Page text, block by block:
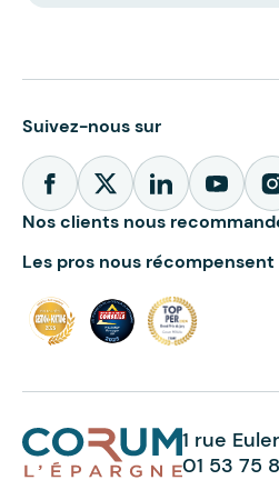
Suivez-nous sur
Nos clients nous
Les pros nous récompensent
1 rue
01 53 75